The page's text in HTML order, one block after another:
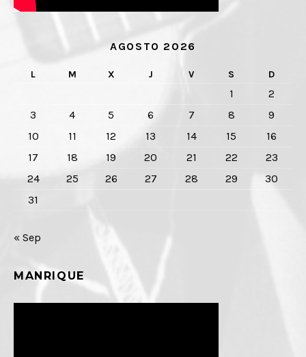
AGOSTO 2026
L M X J V S D
1
2
3
4 5 6 7 8
9
10
11 12 13 14 15
16
17
18 19 20 21 22
23
24
25 26 27 28 29
30
31
« Sep
MANRIQUE